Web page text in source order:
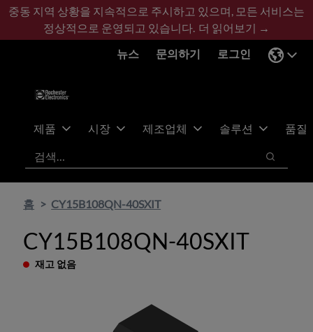
기
콘
바
글
중동 지역 상황을 지속적으로 주시하고 있으며, 모든 서비스는
정상적으로 운영되고 있습니다. 더 읽어보기 →
뉴스
문의하기 로그인
제품 시장 제조업체 솔루션
품질
검색
검색
홈 CY15B108QN-40SXIT
CY15B108QN-40SXIT
재고 없음